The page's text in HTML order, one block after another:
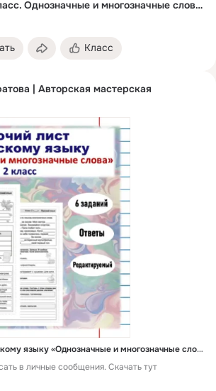
Русский язык. 3 класс. Однозначные и многозначные слова /30.10.2020/
Класс
| Авторская мастерская
Рабочий лист по русскому языку «Однозначные и многозначные слова» 2 класс
в личные сообщения. Скачать тут